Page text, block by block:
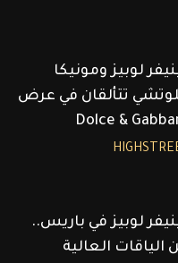
لوبيز ومونيكا
تتألقان في عرض
Dolce &
لوبيز في باريس..
الياقات العالية